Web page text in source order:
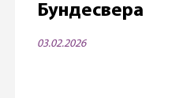
Бундесвера
03.02.2026